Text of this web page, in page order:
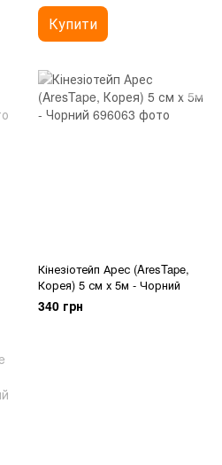
Купити
Кінезіотейп Арес (AresTape,
Корея) 5 см х 5м - Чорний
340 грн